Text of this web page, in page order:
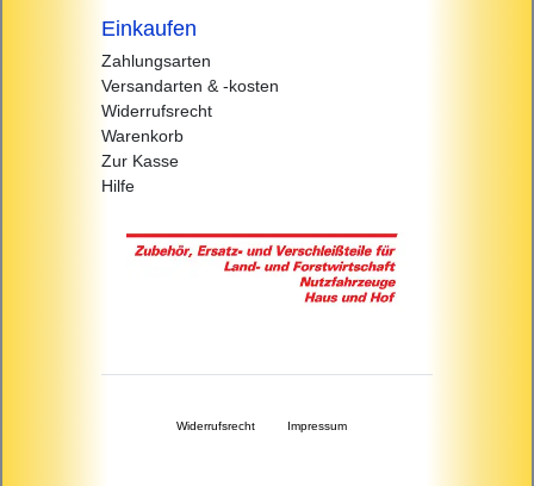
Einkaufen
Zahlungsarten
Versandarten & -kosten
Widerrufsrecht
Warenkorb
Zur Kasse
Hilfe
Widerrufs­recht Impressum